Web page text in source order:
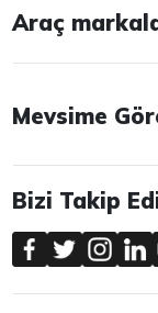
Araç
Mevsime
Bizi Takip